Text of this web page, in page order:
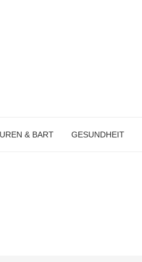
& BART GESUNDHEIT